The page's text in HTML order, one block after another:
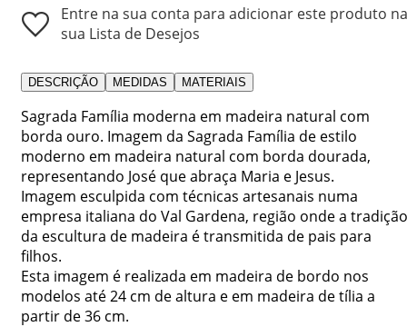
Entre na sua conta para adicionar este produto na
sua Lista de Desejos
DESCRIÇÃO MEDIDAS MATERIAIS
Sagrada Família moderna em madeira natural com
borda ouro. Imagem da Sagrada Família de estilo
moderno em madeira natural com borda dourada,
representando José que abraça Maria e Jesus.
Imagem esculpida com técnicas artesanais numa
empresa italiana do Val Gardena, região onde a tradição
da escultura de madeira é transmitida de pais para
filhos.
Esta imagem é realizada em madeira de bordo nos
modelos até 24 cm de altura e em madeira de tília a
partir de 36 cm.